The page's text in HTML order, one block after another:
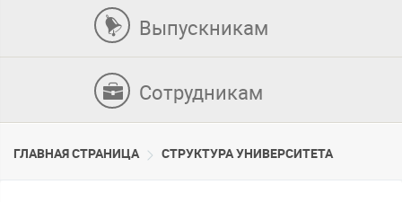
Выпускникам
Сотрудникам
ГЛАВНАЯ СТРАНИЦА CТРУКТУРА УНИВЕРСИТЕТА